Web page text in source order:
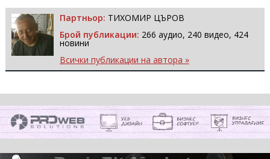
Партньор: ТИХОМИР ЦЪРОВ
Брой публикации: 266 аудио, 240 видео, 424
новини
Всички публикации на автора »